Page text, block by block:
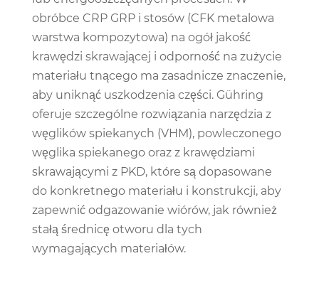
obróbce CRP GRP i stosów (CFK metalowa
warstwa kompozytowa) na ogół jakość
krawędzi skrawającej i odporność na zużycie
materiału tnącego ma zasadnicze znaczenie,
aby uniknąć uszkodzenia części. Gühring
oferuje szczególne rozwiązania narzędzia z
węglików spiekanych (VHM), powleczonego
węglika spiekanego oraz z krawędziami
skrawającymi z PKD, które są dopasowane
do konkretnego materiału i konstrukcji, aby
zapewnić odgazowanie wiórów, jak również
stałą średnicę otworu dla tych
wymagających materiałów.